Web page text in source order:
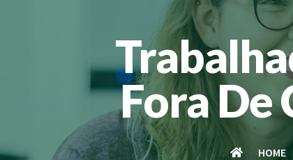
Fora De
HOME